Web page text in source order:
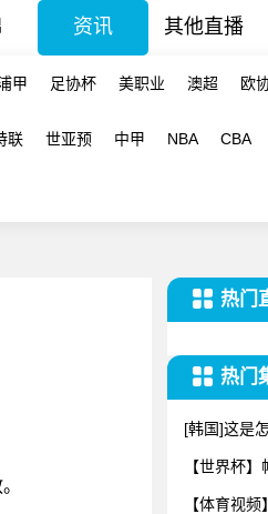
资讯 其他直播
甲 足协杯 美职业 澳超 欧
联 世亚预 中甲 NBA CBA
热门
热门
[韩国]这是
【世界杯
【体育视